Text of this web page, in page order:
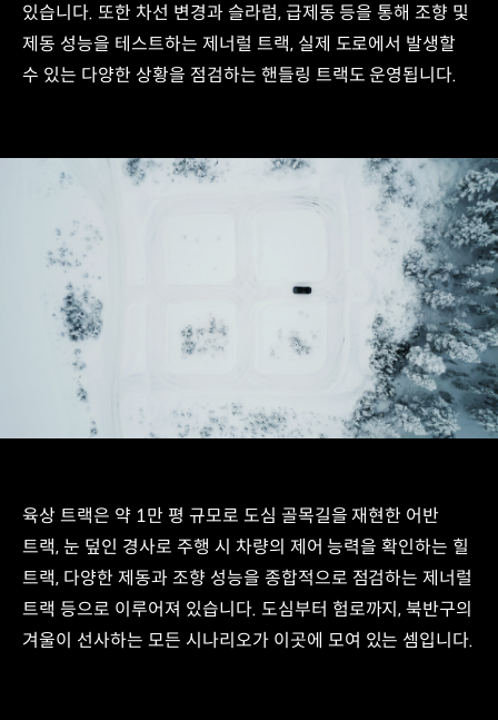
있습니다. 또한 차선 변경과 슬라럼, 급제동 등을 통해 조향 및
제동 성능을 테스트하는 제너럴 트랙, 실제 도로에서 발생할
수 있는 다양한 상황을 점검하는 핸들링 트랙도 운영됩니다.
육상 트랙은 약 1만 평 규모로 도심 골목길을 재현한 어반
트랙, 눈 덮인 경사로 주행 시 차량의 제어 능력을 확인하는 힐
트랙, 다양한 제동과 조향 성능을 종합적으로 점검하는 제너럴
트랙 등으로 이루어져 있습니다. 도심부터 험로까지, 북반구의
겨울이 선사하는 모든 시나리오가 이곳에 모여 있는 셈입니다.